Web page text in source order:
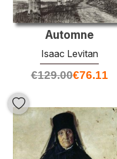
Automne
Isaac Levitan
€129.00€76.11